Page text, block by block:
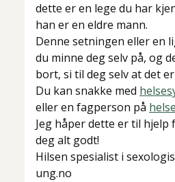
dette er en lege du har
han er en eldre mann.
Denne setningen eller en
du minne deg selv på, og
bort, si til deg selv at det
Du kan snakke med
eller en fagperson på
Jeg håper dette er til
deg alt godt!
Hilsen spesialist i
ung.no